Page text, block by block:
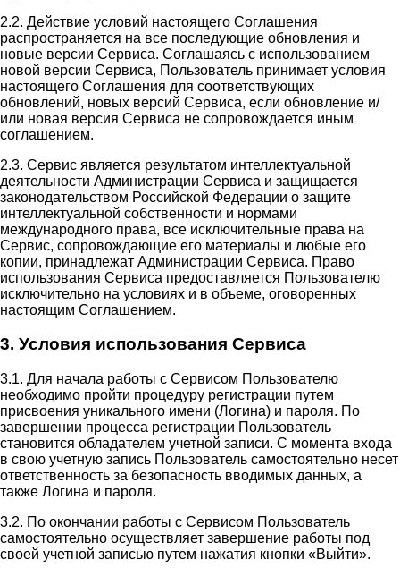
2.2. Действие условий настоящего Соглашения
распространяется на все последующие обновления и
новые версии Сервиса. Соглашаясь с использованием
новой версии Сервиса, Пользователь принимает условия
настоящего Соглашения для соответствующих
обновлений, новых версий Сервиса, если обновление и/
или новая версия Сервиса не сопровождается иным
соглашением.
2.3. Сервис является результатом интеллектуальной
деятельности Администрации Сервиса и защищается
законодательством Российской Федерации о защите
интеллектуальной собственности и нормами
международного права, все исключительные права на
Сервис, сопровождающие его материалы и любые его
копии, принадлежат Администрации Сервиса. Право
использования Сервиса предоставляется Пользователю
исключительно на условиях и в объеме, оговоренных
настоящим Соглашением.
3. Условия использования Сервиса
3.1. Для начала работы с Сервисом Пользователю
необходимо пройти процедуру регистрации путем
присвоения уникального имени (Логина) и пароля. По
завершении процесса регистрации Пользователь
становится обладателем учетной записи. С момента входа
в свою учетную запись Пользователь самостоятельно несет
ответственность за безопасность вводимых данных, а
также Логина и пароля.
3.2. По окончании работы с Сервисом Пользователь
самостоятельно осуществляет завершение работы под
своей учетной записью путем нажатия кнопки «Выйти».